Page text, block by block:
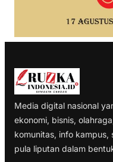
Media digital nasional
ekonomi, bisnis,
komunitas, info kampus,
pula liputan dalam